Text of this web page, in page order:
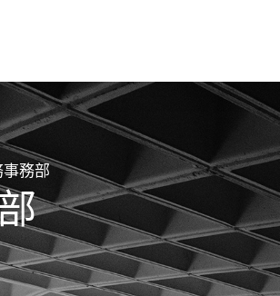
事務部